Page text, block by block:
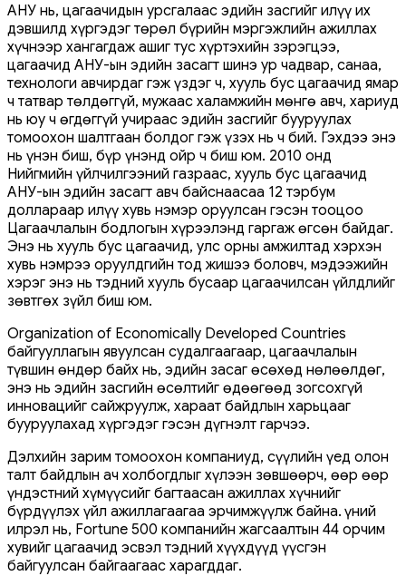
АНУ нь, цагаачидын урсгалаас эдийн засгийг илүү их
дэвшилд хүргэдэг төрөл бүрийн мэргэжлийн ажиллах
хүчнээр хангагдаж ашиг тус хүртэхийн зэрэгцээ,
цагаачид АНУ-ын эдийн засагт шинэ ур чадвар, санаа,
технологи авчирдаг гэж үздэг ч, хууль бус цагаачид ямар
ч татвар төлдөггүй, мужаас халамжийн мөнгө авч, хариуд
нь юу ч өгдөггүй учираас эдийн засгийг бууруулах
томоохон шалтгаан болдог гэж үзэх нь ч бий. Гэхдээ энэ
нь үнэн биш, бүр үнэнд ойр ч биш юм. 2010 онд
Нийгмийн үйлчилгээний газраас, хууль бус цагаачид
АНУ-ын эдийн засагт авч байснаасаа 12 тэрбум
доллараар илүү хувь нэмэр оруулсан гэсэн тооцоо
Цагаачлалын бодлогын хүрээлэнд гаргаж өгсөн байдаг.
Энэ нь хууль бус цагаачид, улс орны амжилтад хэрхэн
хувь нэмрээ оруулдгийн тод жишээ боловч, мэдээжийн
хэрэг энэ нь тэдний хууль бусаар цагаачилсан үйлдлийг
зөвтгөх зүйл биш юм.
Organization of Economically Developed Countries
байгууллагын явуулсан судалгаагаар, цагаачлалын
түвшин өндөр байх нь, эдийн засаг өсөхөд нөлөөлдөг,
энэ нь эдийн засгийн өсөлтийг өдөөгөөд зогсохгүй
инновацийг сайжруулж, хараат байдлын харьцааг
бууруулахад хүргэдэг гэсэн дүгнэлт гарчээ.
Дэлхийн зарим томоохон компаниуд, сүүлийн үед олон
талт байдлын ач холбогдлыг хүлээн зөвшөөрч, өөр өөр
үндэстний хүмүүсийг багтаасан ажиллах хүчнийг
бүрдүүлэх үйл ажиллагаагаа эрчимжүүлж байна. Үүний
илрэл нь, Fortune 500 компанийн жагсаалтын 44 орчим
хувийг цагаачид эсвэл тэдний хүүхдүүд үүсгэн
байгуулсан байгаагаас харагддаг.